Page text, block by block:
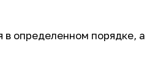
определенном порядке,